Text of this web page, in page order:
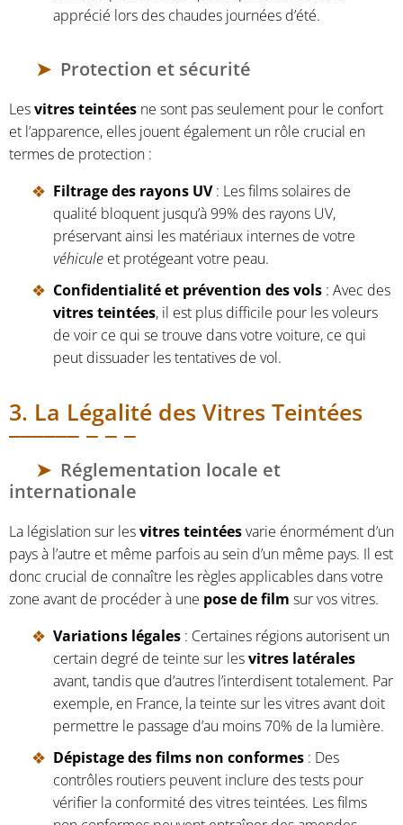
apprécié lors des chaudes journées d’été.
Protection et sécurité
Lesvitres teintées ne sont pas seulement pour le confort
et l’apparence, elles jouent également un rôle crucial en
termes de protection :
Filtrage des rayons UV: Les films solaires de
qualité bloquent jusqu’à 99% des rayons UV,
préservant ainsi les matériaux internes de votre
véhicule et protégeant votre peau.
Confidentialité et prévention des vols : Avec des
vitres teintées, il est plus difficile pour les voleurs
de voir ce qui se trouve dans votre voiture, ce qui
peut dissuader les tentatives de vol.
3. La Légalité des Vitres Teintées
Réglementation locale et
internationale
La législation sur lesvitres teintéesvarie énormément d’un
pays à l’autre et même parfois au sein d’un même pays. Il est
donc crucial de connaître les règles applicables dans votre
zone avant de procéder à une pose de film sur vos vitres.
Variations légales : Certaines régions autorisent un
certain degré de teinte sur lesvitres latérales
avant, tandis que d’autres l’interdisent totalement. Par
exemple, en France, la teinte sur les vitres avant doit
permettre le passage d’au moins 70% de la lumière.
Dépistage des films non conformes : Des
contrôles routiers peuvent inclure des tests pour
vérifier la conformité des vitres teintées. Les films